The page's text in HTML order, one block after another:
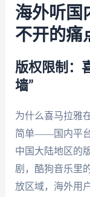
海外听国
不开的痛
版权限制：
墙”
为什么喜马拉雅
简单——国内平台
中国大陆地区的
剧，酷狗音乐里
放区域，海外用